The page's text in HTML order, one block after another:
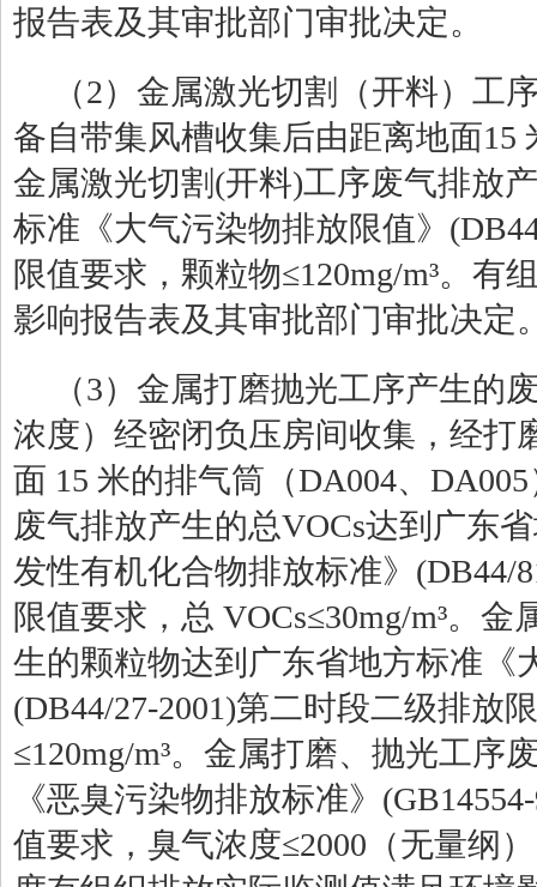
报告表及其审批部门审批决定。
（2）金属激光切割（开料）工
备自带集风槽收集后由距离地面15
金属激光切割 (开料)工序废气排放
标准《大气污染物排放限值》
限值要求，颗粒物≤120mg/m³。有
影响报告表及其审批部门审批决定
（3）金属打磨抛光工序产生的
浓度）经密闭负压房间收集，经打
面 15 米的排气筒（DA004、 DA005
废气排放产生的总VOCs达到广东
发性有机化合物排放标准》 (DB44/
限值要求，总 VOCs≤30mg/m³。金
生的颗粒物达到广东省地方标准《
(DB44/27-2001)第二时段二级排放
≤120mg/m³。金属打磨、抛光工序
《恶臭污染物排放标准》
值要求，臭气浓度≤2000 （无量纲